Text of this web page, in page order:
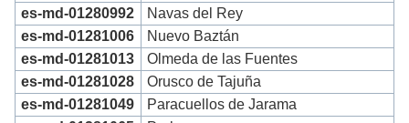
es-md-01280992
Navas del Rey
es-md-01281006
Nuevo Baztán
es-md-01281013
Olmeda de las Fuentes
es-md-01281028
Orusco de Tajuña
es-md-01281049
Paracuellos de Jarama